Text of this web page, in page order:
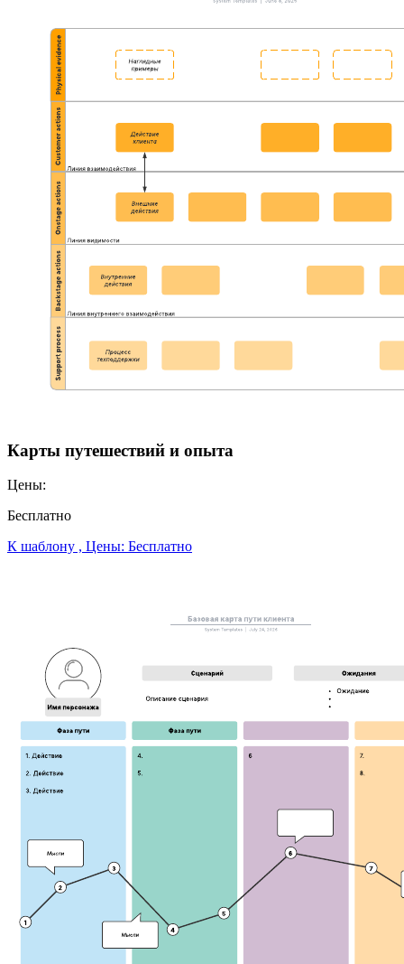
Карты путешествий и опыта
Цены:
Бесплатно
К шаблону , Цены: Бесплатно